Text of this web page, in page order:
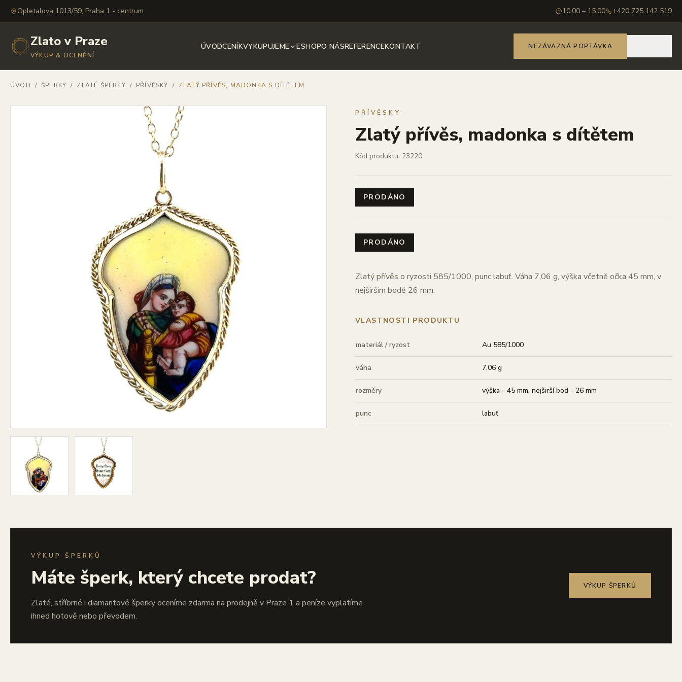
Opletalova 1013/59, Praha 1 - centrum 10:00 – 15:00 +420 725 142 519
Zlato v Praze
VÝKUP & OCENĚNÍ
ÚVODCENÍKVYKUPUJEME ESHOPO NÁSREFERENCEKONTAKT NEZÁVAZNÁ POPTÁVKA
ÚVOD / ŠPERKY / ZLATÉ ŠPERKY / PŘÍVĚSKY / ZLATÝ PŘÍVĚS, MADONKA S DÍTĚTEM
PŘÍVĚSKY
Zlatý přívěs, madonka s dítětem
Kód produktu: 23220
PRODÁNO
PRODÁNO
Zlatý přívěs o ryzosti 585/1000, punc labuť. Váha 7,06 g, výška včetně očka 45 mm, v
nejširším bodě 26 mm.
VLASTNOSTI PRODUKTU
materiál / ryzost Au 585/1000
váha 7,06 g
rozměry výška - 45 mm, nejširší bod - 26 mm
punc labuť
VÝKUP ŠPERKŮ
Máte šperk, který chcete prodat?
Zlaté, stříbrné i diamantové šperky oceníme zdarma na prodejně v Praze 1 a peníze vyplatíme
ihned hotově nebo převodem.
VÝKUP ŠPERKŮ